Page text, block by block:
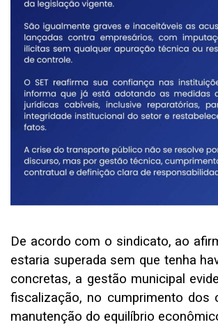
De acordo com o sindicato, ao
estaria superada sem que tenha
concretas, a gestão municipal
fiscalização, no cumprimento dos
manutenção do equilíbrio